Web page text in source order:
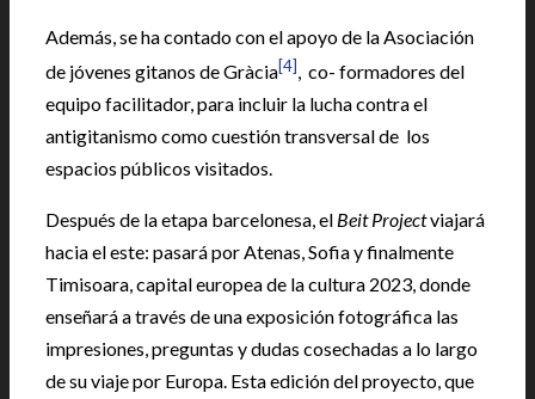
Además, se ha contado con el apoyo de la Asociación
de jóvenes gitanos de Gràcia[4], co- formadores del
equipo facilitador, para incluir la lucha contra el
antigitanismo como cuestión transversal de los
espacios públicos visitados.
Después de la etapa barcelonesa, el Beit Projectviajará
hacia el este: pasará por Atenas, Sofia y finalmente
Timisoara, capital europea de la cultura 2023, donde
enseñará a través de una exposición fotográfica las
impresiones, preguntas y dudas cosechadas a lo largo
de su viaje por Europa. Esta edición del proyecto, que